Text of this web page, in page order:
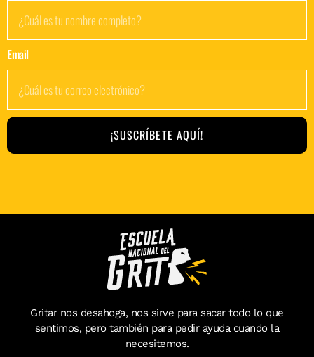
Email
¡SUSCRÍBETE AQUÍ!
Gritar nos desahoga, nos sirve para sacar todo lo que
sentimos, pero también para pedir ayuda cuando la
necesitemos.